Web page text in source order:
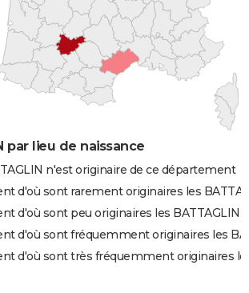
par lieu de naissance
n'est originaire de ce département
d'où sont rarement originaires les
d'où sont peu originaires les BATTAGLIN
d'où sont fréquemment originaires les
d'où sont très fréquemment originaires